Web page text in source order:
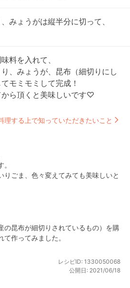
みょうがは縦半分に切って、
料を入れて、
、みょうが、昆布（細切りにし
モミモミして完成！
ら頂くと美味しいです♡
理する上で知っていただきたいこと
りごま、色々変えてみても美味しいと
の昆布が細切りされているもの）を購
て作ってみました。
レシピID: 1330050068
公開日: 2021/06/18